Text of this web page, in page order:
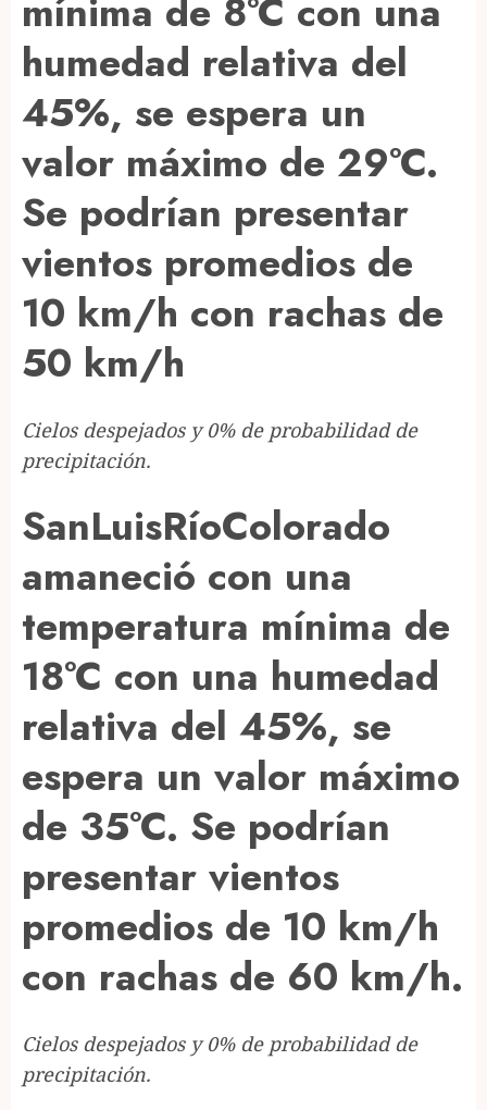
mínima de 8°C con una
humedad relativa del
45%, se espera un
valor máximo de 29°C.
Se podrían presentar
vientos promedios de
10 km/h con rachas de
50 km/h
Cielos despejados y 0% de probabilidad de
precipitación.
SanLuisRíoColorado
amaneció con una
temperatura mínima de
18°C con una humedad
relativa del 45%, se
espera un valor máximo
de 35°C. Se podrían
presentar vientos
promedios de 10 km/h
con rachas de 60 km/h.
Cielos despejados y 0% de probabilidad de
precipitación.